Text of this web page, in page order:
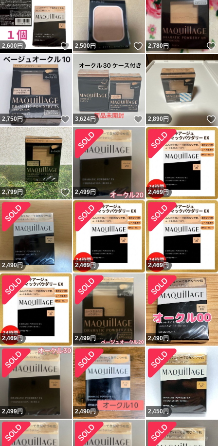
2,600 円 いいね！
2,500円 いいね！
2,780円
2,750円 いいね！
3,624円 いいね！
2,890円
2,799円 いいね！
2,499円 2,469円
2,490円 2,469円 2,469円
2,469円 2,499円 2,490円
2,499円 2,490円 2,450円